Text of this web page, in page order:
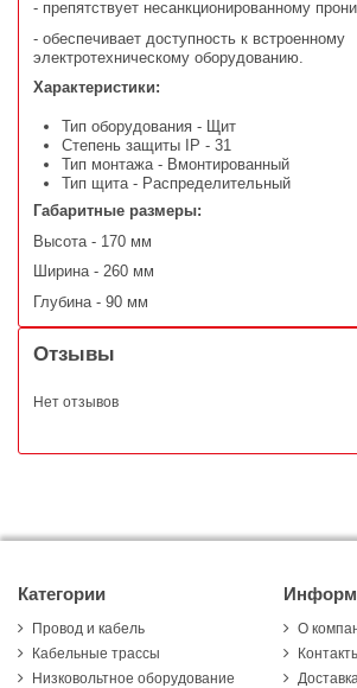
- препятствует несанкционированному
- обеспечивает доступность к встроенному
электротехническому оборудованию.
Характеристики:
Тип оборудования - Щит
Степень защиты IP - 31
Тип монтажа - Вмонтированный
Тип щита - Распределительный
Габаритные размеры:
Высота - 170 мм
Ширина - 260 мм
Глубина - 90 мм
Отзывы
Нет отзывов
Категории
Провод и кабель
Кабельные трассы
Низковольтное оборудование
О